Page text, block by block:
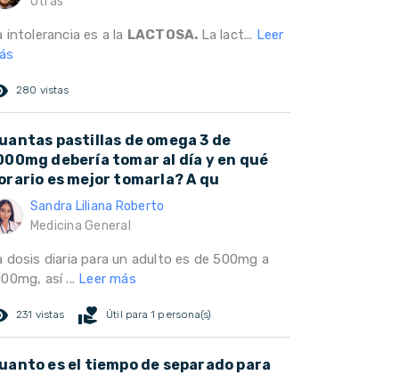
intolerancia es a la LACTOSA. La lact... Leer
280 vistas
pastillas de omega 3 de
debería tomar al día y en qué
es mejor tomarla? A qu
Sandra Liliana Roberto
Medicina General
dosis diaria para un adulto es de 500mg a
así ... Leer más
231 vistas volunteer_activism Útil para 1 persona(s)
es el tiempo de separado para